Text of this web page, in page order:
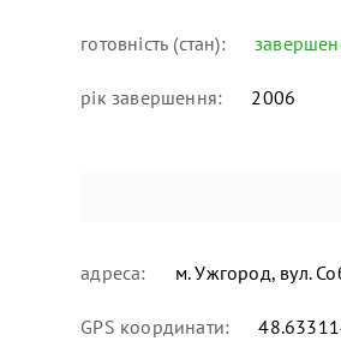
готовність (стан):
рік завершення: 2006
адреса: м. Ужгород, вул.
GPS координати: